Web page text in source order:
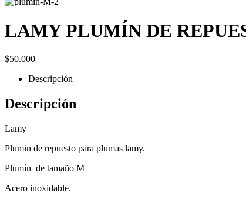
LAMY PLUMÍN DE
$50.000
Descripción
Descripción
Lamy
Plumin de repuesto para plumas lamy.
Plumín de tamaño M
Acero inoxidable.